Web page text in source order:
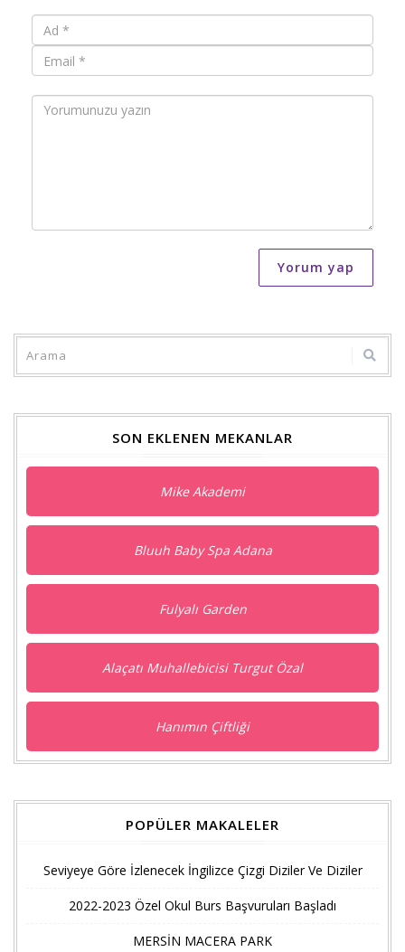
Yorum yap
SON EKLENEN MEKANLAR
Mike Akademi
Bluuh Baby Spa Adana
Fulyalı Garden
Alaçatı Muhallebicisi Turgut Özal
Hanımın Çiftliği
POPÜLER MAKALELER
Seviyeye Göre İzlenecek İngilizce Çizgi Diziler Ve Diziler
2022-2023 Özel Okul Burs Başvuruları Başladı
MERSİN MACERA PARK